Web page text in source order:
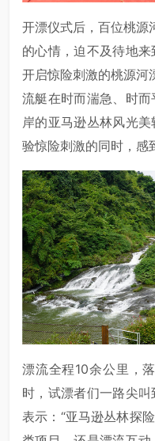
开漂仪式后，百位桃源
的心情，迫不及待地
开启惊险刺激的桃源河
流艇在时而湍急、时
岸的亚马逊丛林风光
验惊险刺激的同时，感
漂流全程10余公里，
时，试漂者们一路尖
表示：“亚马逊丛林探